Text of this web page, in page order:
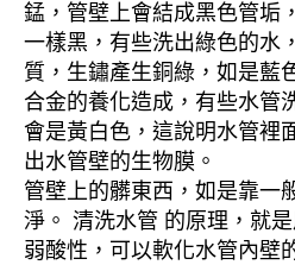
錳，管壁上會結成黑色管垢
一樣黑，有些洗出綠色的水
質，生鏽產生銅綠，如是藍
合金的養化造成，有些水管
會是黃白色，這說明水管裡
出水管壁的生物膜。
管壁上的髒東西，如是靠一
淨。 清洗水管 的原理，就
弱酸性，可以軟化水管內壁